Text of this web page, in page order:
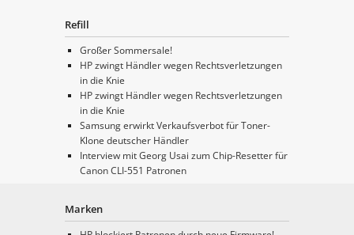
Refill
Großer Sommersale!
HP zwingt Händler wegen Rechtsverletzungen
in die Knie
HP zwingt Händler wegen Rechtsverletzungen
in die Knie
Samsung erwirkt Verkaufsverbot für Toner-
Klone deutscher Händler
Interview mit Georg Usai zum Chip-Resetter für
Canon CLI-551 Patronen
Marken